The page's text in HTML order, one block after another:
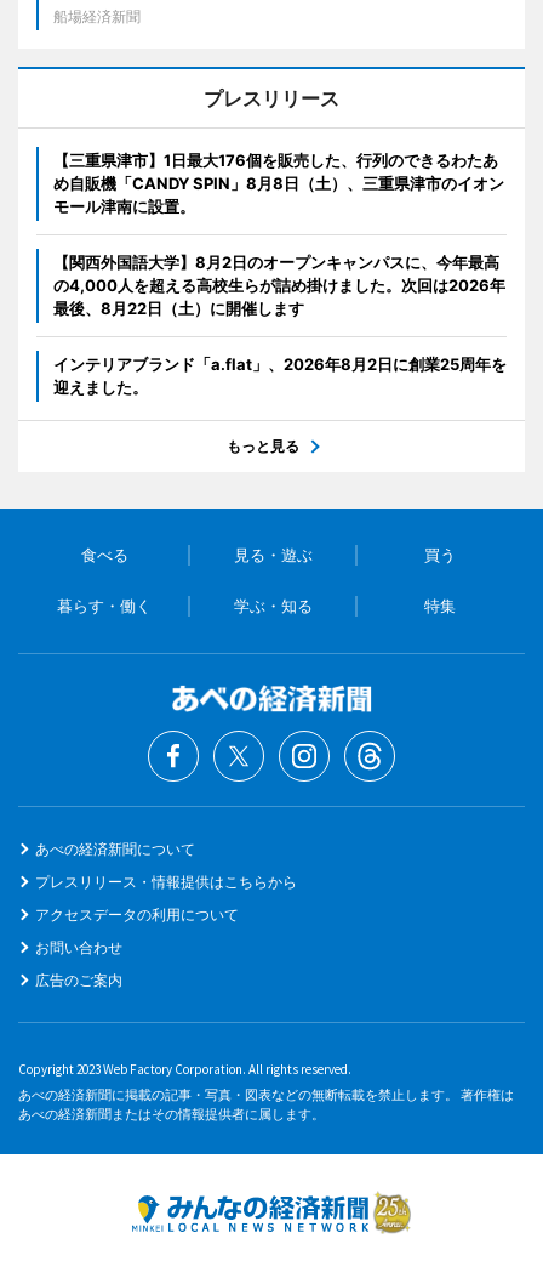
船場経済新聞
プレスリリース
【三重県津市】1日最大176個を販売した、行列のできるわたあ
め自販機「CANDY SPIN」8月8日（土）、三重県津市のイオン
モール津南に設置。
【関西外国語大学】8月2日のオープンキャンパスに、今年最高
の4,000人を超える高校生らが詰め掛けました。次回は2026年
最後、8月22日（土）に開催します
インテリアブランド「a.flat」、2026年8月2日に創業25周年を
迎えました。
もっと見る
食べる 見る・遊ぶ 買う
暮らす・働く 学ぶ・知る 特集
あべの経済新聞について
プレスリリース・情報提供はこちらから
アクセスデータの利用について
お問い合わせ
広告のご案内
Copyright 2023 Web Factory Corporation. All rights reserved.
あべの経済新聞に掲載の記事・写真・図表などの無断転載を禁止します。 著作権は
あべの経済新聞またはその情報提供者に属します。